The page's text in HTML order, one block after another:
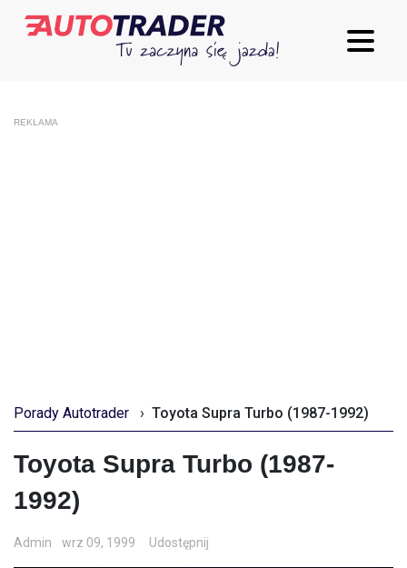
REKLAMA
Porady Autotrader › Toyota Supra Turbo (1987-1992)
Toyota Supra Turbo (1987-
1992)
Admin wrz 09, 1999 Udostępnij